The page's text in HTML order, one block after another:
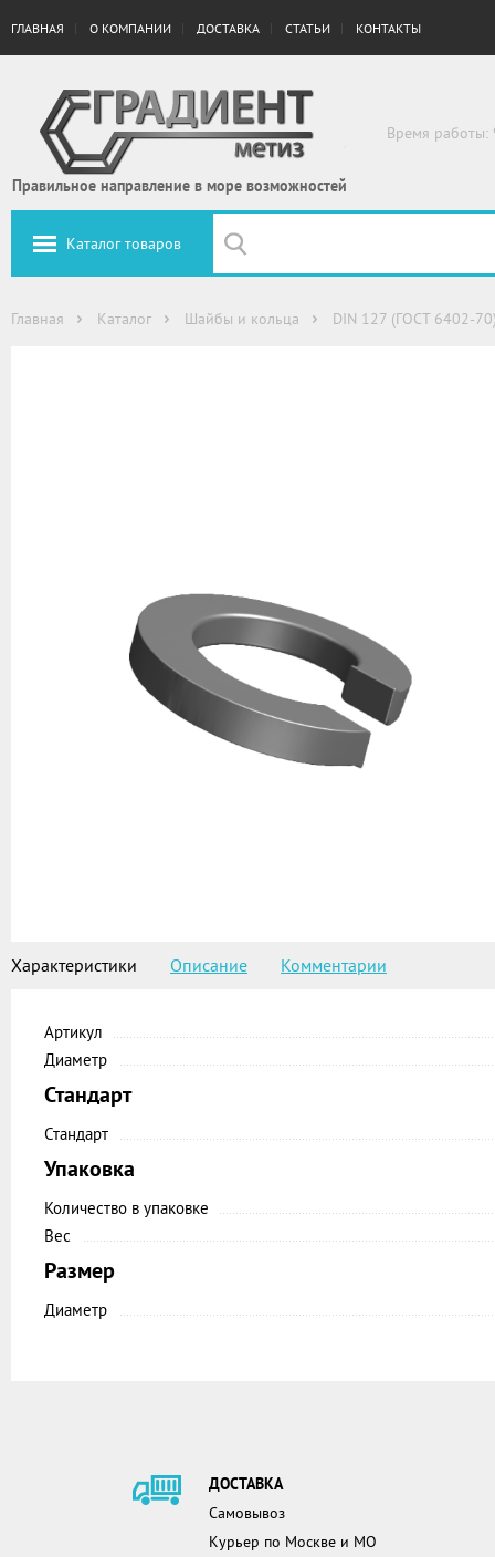
ГЛАВНАЯ О КОМПАНИИ ДОСТАВКА СТАТЬИ КОНТАКТЫ
Правильное направление в море возможностей
Время работы:
Каталог товаров
Главная Каталог Шайбы и кольца DIN 127 (ГОСТ 6402-
Характеристики Описание Комментарии
Артикул
Диаметр
Стандарт
Стандарт
Упаковка
Количество в упаковке
Вес
Размер
Диаметр
ДОСТАВКА
Самовывоз
Курьер по Москве и МО